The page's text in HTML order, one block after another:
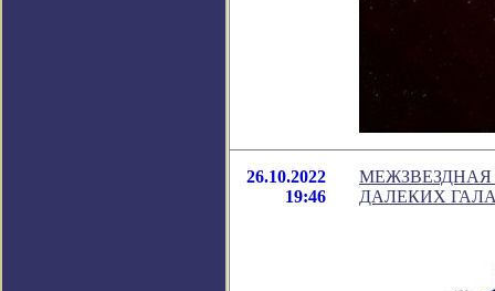
26.10.2022
19:46
ДАЛЕКИХ